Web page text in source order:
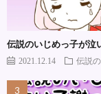
伝説のいじめっ子が
2021.12.14 伝説